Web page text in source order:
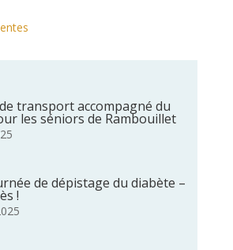
transport accompagné du
les séniors de Rambouillet
de dépistage du diabète –
!